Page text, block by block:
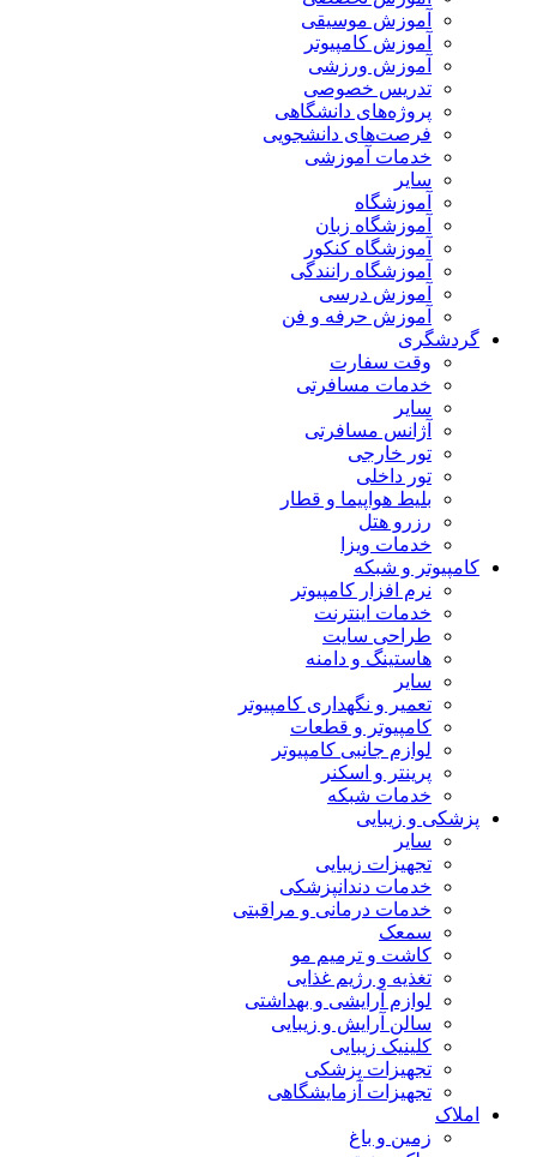
آموزش موسیقی
آموزش کامپیوتر
آموزش ورزشی
تدریس خصوصی
پروژه‌های دانشگاهی
فرصت‌های دانشجویی
خدمات آموزشی
سایر
آموزشگاه
آموزشگاه زبان
آموزشگاه کنکور
آموزشگاه رانندگی
آموزش درسی
آموزش حرفه و فن
گردشگری
وقت سفارت
خدمات مسافرتی
سایر
آژانس مسافرتی
تور خارجی
تور داخلی
بلیط هواپیما و قطار
رزرو هتل
خدمات ویزا
کامپیوتر و شبکه
نرم افزار کامپیوتر
خدمات اینترنت
طراحی سایت
هاستینگ و دامنه
سایر
تعمیر و نگهداری کامپیوتر
کامپیوتر و قطعات
لوازم جانبی کامپیوتر
پرینتر و اسکنر
خدمات شبکه
پزشکی و زیبایی
سایر
تجهیزات زیبایی
خدمات دندانپزشکی
خدمات درمانی و مراقبتی
سمعک
کاشت و ترمیم مو
تغذیه و رژیم غذایی
لوازم آرایشی و بهداشتی
سالن آرایش و زیبایی
کلینیک زیبایی
تجهیزات پزشکی
تجهیزات آزمایشگاهی
املاک
زمین و باغ